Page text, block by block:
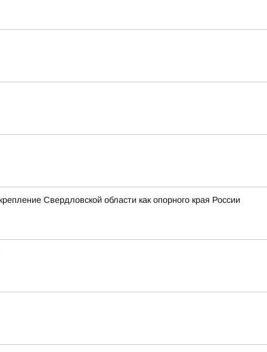
Свердловской области как опорного края России